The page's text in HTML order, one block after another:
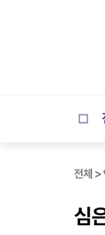
전체 >
심